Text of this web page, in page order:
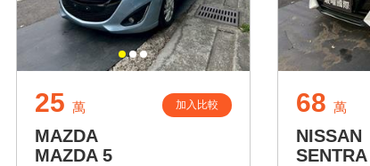
25 萬 加入比較
MAZDA
MAZDA 5
68 萬
NISSAN
SENTRA